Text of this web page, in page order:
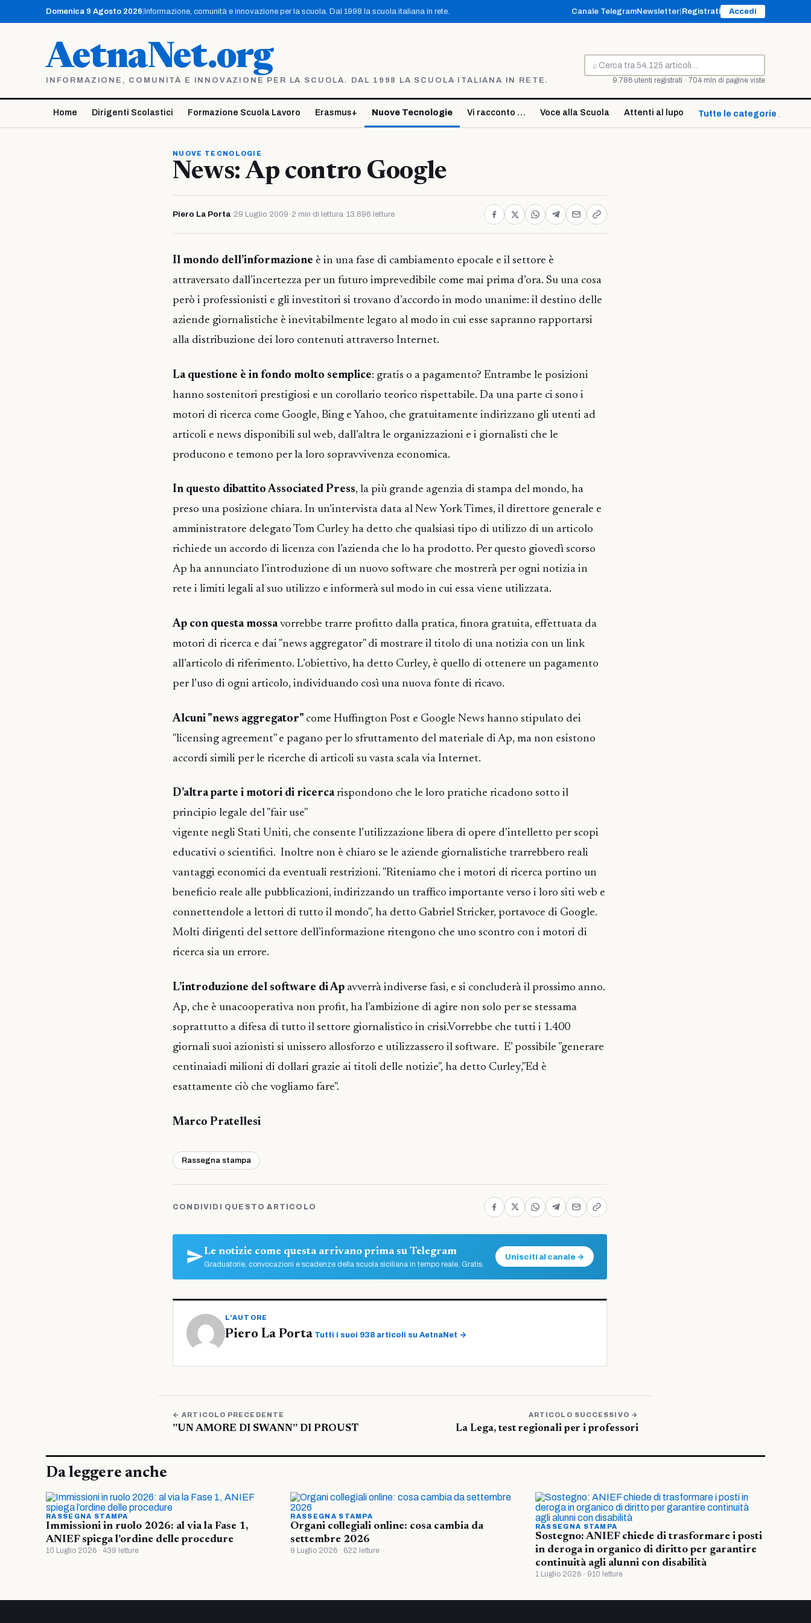
contenuto
Domenica 9 Agosto 2026 Informazione, comunità e innovazione per la scuola. Dal 1998 la scuola italiana in rete. Canale TelegramNewsletter Registrati Accedi
AetnaNet.org
INFORMAZIONE, COMUNITÀ E INNOVAZIONE PER LA SCUOLA. DAL 1998 LA SCUOLA ITALIANA IN RETE.
⌕
Cerca
9.786 utenti registrati · 704 mln di pagine viste
Home Dirigenti Scolastici Formazione Scuola Lavoro Erasmus+ Nuove Tecnologie Vi racconto … Voce alla Scuola Attenti al lupo Tutte le categorie ↓
NUOVE TECNOLOGIE
News: Ap contro Google
Piero La Porta· 29 Luglio 2009 · 2 min di lettura·13.696 letture
Il mondo dell’informazione è in una fase di cambiamento epocale e il settore è
attraversato dall’incertezza per un futuro imprevedibile come mai prima d’ora. Su una cosa
però i professionisti e gli investitori si trovano d’accordo in modo unanime: il destino delle
aziende giornalistiche è inevitabilmente legato al modo in cui esse sapranno rapportarsi
alla distribuzione dei loro contenuti attraverso Internet.
La questione è in fondo molto semplice: gratis o a pagamento? Entrambe le posizioni
hanno sostenitori prestigiosi e un corollario teorico rispettabile. Da una parte ci sono i
motori di ricerca come Google, Bing e Yahoo, che gratuitamente indirizzano gli utenti ad
articoli e news disponibili sul web, dall’altra le organizzazioni e i giornalisti che le
producono e temono per la loro sopravvivenza economica.
In questo dibattito Associated Press, la più grande agenzia di stampa del mondo, ha
preso una posizione chiara. In un’intervista data al New York Times, il direttore generale e
amministratore delegato Tom Curley ha detto che qualsiasi tipo di utilizzo di un articolo
richiede un accordo di licenza con l’azienda che lo ha prodotto. Per questo giovedì scorso
Ap ha annunciato l’introduzione di un nuovo software che mostrerà per ogni notizia in
rete i limiti legali al suo utilizzo e informerà sul modo in cui essa viene utilizzata.
Ap con questa mossavorrebbe trarre profitto dalla pratica, finora gratuita, effettuata da
motori di ricerca e dai "news aggregator" di mostrare il titolo di una notizia con un link
all’articolo di riferimento. L’obiettivo, ha detto Curley, è quello di ottenere un pagamento
per l’uso di ogni articolo, individuando così una nuova fonte di ricavo.
Alcuni "news aggregator" come Huffington Post e Google News hanno stipulato dei
"licensing agreement" e pagano per lo sfruttamento del materiale di Ap, ma non esistono
accordi simili per le ricerche di articoli su vasta scala via Internet.
D’altra parte i motori di ricercarispondono che le loro pratiche ricadono sotto il
principio legale del "fair use"
vigente negli Stati Uniti, che consente l’utilizzazione libera di opere d’intelletto per scopi
educativi o scientifici. Inoltre non è chiaro se le aziende giornalistiche trarrebbero reali
vantaggi economici da eventuali restrizioni. "Riteniamo che i motori di ricerca portino un
beneficio reale alle pubblicazioni, indirizzando un traffico importante verso i loro siti web e
connettendole a lettori di tutto il mondo", ha detto Gabriel Stricker, portavoce di Google.
Molti dirigenti del settore dell’informazione ritengono che uno scontro con i motori di
ricerca sia un errore.
L’introduzione del software di Ap avverrà indiverse fasi, e si concluderà il prossimo anno.
Ap, che è unacooperativa non profit, ha l’ambizione di agire non solo per se stessama
soprattutto a difesa di tutto il settore giornalistico in crisi.Vorrebbe che tutti i 1.400
giornali suoi azionisti si unissero allosforzo e utilizzassero il software. E’ possibile "generare
centinaiadi milioni di dollari grazie ai titoli delle notizie", ha detto Curley,"Ed è
esattamente ciò che vogliamo fare".
Marco Pratellesi
Rassegna stampa
CONDIVIDI QUESTO ARTICOLO
Le notizie come questa arrivano prima su Telegram
Graduatorie, convocazioni e scadenze della scuola siciliana in tempo reale. Gratis.
Unisciti al canale →
L'AUTORE
Piero La Porta Tutti i suoi 938 articoli su AetnaNet →
← ARTICOLO PRECEDENTE
”UN AMORE DI SWANN” DI PROUST
ARTICOLO SUCCESSIVO →
La Lega, test regionali per i professori
Da leggere anche
RASSEGNA STAMPA
Immissioni in ruolo 2026: al via la Fase 1,
ANIEF spiega l’ordine delle procedure
10 Luglio 2026 · 439 letture
RASSEGNA STAMPA
Organi collegiali online: cosa cambia da
settembre 2026
9 Luglio 2026 · 622 letture
RASSEGNA STAMPA
Sostegno: ANIEF chiede di trasformare i posti
in deroga in organico di diritto per garantire
continuità agli alunni con disabilità
1 Luglio 2026 · 910 letture